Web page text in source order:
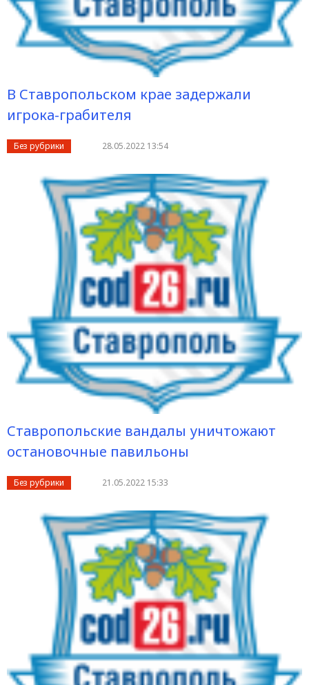
В Ставропольском крае задержали
игрока-грабителя
Без рубрики 28.05.2022 13:54
Ставропольские вандалы уничтожают
остановочные павильоны
Без рубрики 21.05.2022 15:33